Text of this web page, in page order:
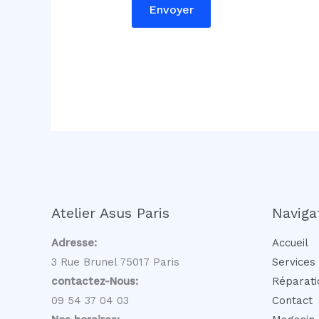
Envoyer
Atelier Asus Paris
Adresse:
3 Rue Brunel 75017 Paris
contactez-Nous:
09 54 37 04 03
Accueil
Services
Contact